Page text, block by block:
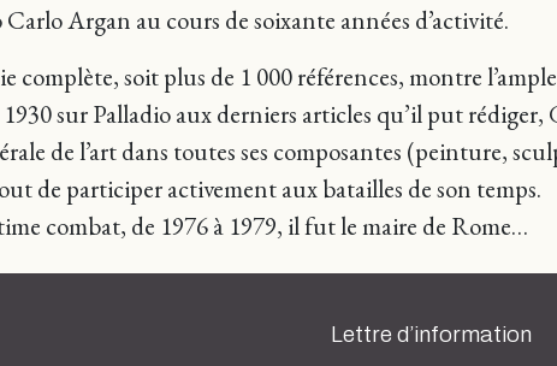
Argan au cours de soixante années d’activité.
complète, soit plus de 1 000 références, montre
sur Palladio aux derniers articles qu’il put rédiger,
de l’art dans toutes ses composantes (peinture,
de participer activement aux batailles de son temps.
combat, de 1976 à 1979, il fut le maire de Rome…
Lettre d’information